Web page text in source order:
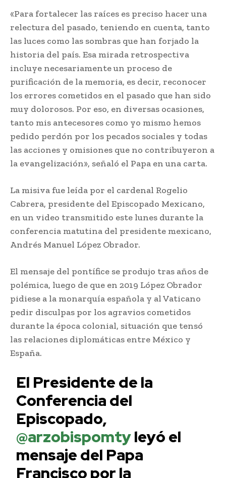
«Para fortalecer las raíces es preciso hacer una
relectura del pasado, teniendo en cuenta, tanto
las luces como las sombras que han forjado la
historia del país. Esa mirada retrospectiva
incluye necesariamente un proceso de
purificación de la memoria, es decir, reconocer
los errores cometidos en el pasado que han sido
muy dolorosos. Por eso, en diversas ocasiones,
tanto mis antecesores como yo mismo hemos
pedido perdón por los pecados sociales y todas
las acciones y omisiones que no contribuyeron a
la evangelización», señaló el Papa en una carta.
La misiva fue leída por el cardenal Rogelio
Cabrera, presidente del Episcopado Mexicano,
en un video transmitido este lunes durante la
conferencia matutina del presidente mexicano,
Andrés Manuel López Obrador.
El mensaje del pontífice se produjo tras años de
polémica, luego de que en 2019 López Obrador
pidiese a la monarquía española y al Vaticano
pedir disculpas por los agravios cometidos
durante la época colonial, situación que tensó
las relaciones diplomáticas entre México y
España.
El Presidente de la
Conferencia del
Episcopado,
@arzobispomtyleyó el
mensaje del Papa
Francisco por la